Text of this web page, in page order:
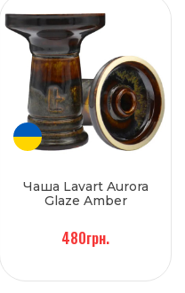
Чаша Lavart Aurora
Glaze Amber
480грн.